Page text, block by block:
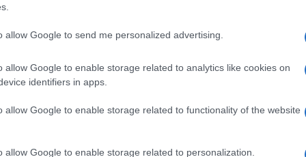
allow Google to send me personalized advertising.
allow Google to enable storage related to analytics like cookies on
identifiers in apps.
allow Google to enable storage related to functionality of the website
allow Google to enable storage related to personalization.
ATTENTATO IN IRAQ: militari italiani
penalizzato Roma e Lazio,